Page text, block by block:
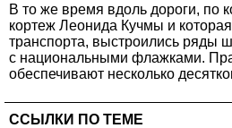
В то же время вдоль дороги, по
кортеж Леонида Кучмы и
транспорта, выстроились ряды
с национальными флажками.
обеспечивают несколько
ССЫЛКИ ПО ТЕМЕ